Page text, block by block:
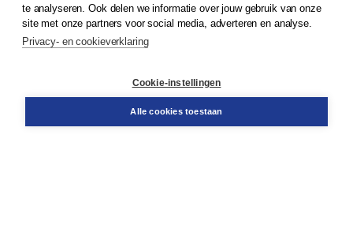
Klantenservice
Service & informatie
Contact
te analyseren. Ook delen we informatie over jouw gebruik van onze
site met onze partners voor social media, adverteren en analyse.
Privacy- en cookieverklaring
Cookie-instellingen
Alle cookies toestaan